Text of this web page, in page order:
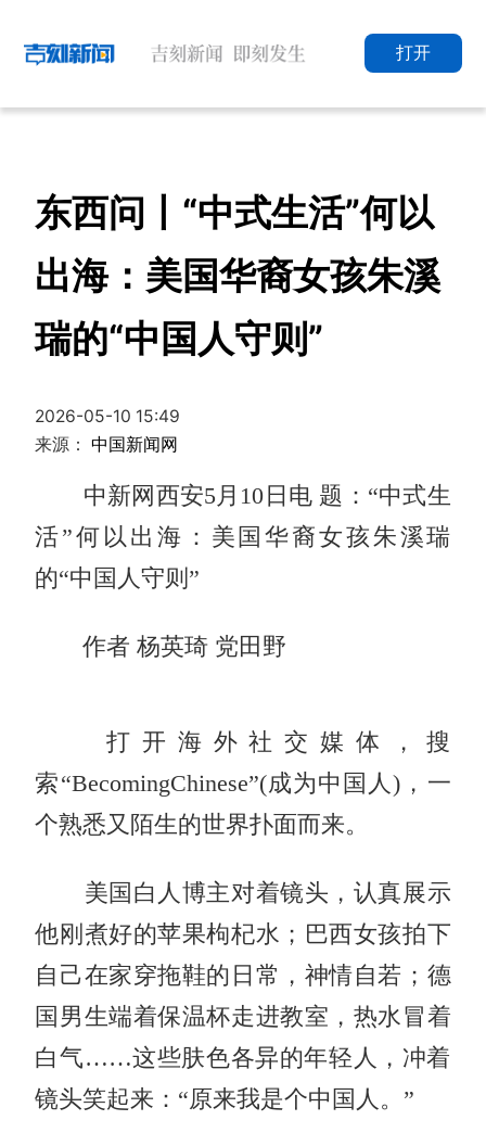
打开
东西问丨“中式生活”何以
出海：美国华裔女孩朱溪
瑞的“中国人守则”
2026-05-10 15:49
来源：中国新闻网
中新网 西安5月10日电 题：“中式生
活”何以出海：美国华裔女孩朱溪瑞
的“中国人守则”
作者 杨英琦 党田野
打开海外社交媒体，搜
索“BecomingChinese”(成为中国人)，一
个熟悉又陌生的世界扑面而来。
美国白人博主对着镜头，认真展示
他刚煮好的苹果枸杞水；巴西女孩拍下
自己在家穿拖鞋的日常，神情自若；德
国男生端着保温杯走进教室，热水冒着
白气……这些肤色各异的年轻人，冲着
镜头笑起来：“原来我是个中国人。”